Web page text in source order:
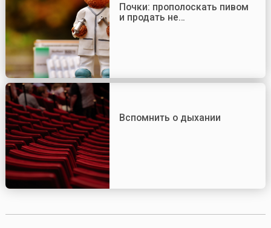
Почки: прополоскать пивом
и продать не…
Вспомнить о дыхании